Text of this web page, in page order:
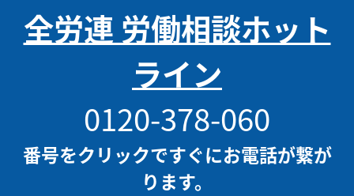
全労連 労働相談ホット
ライン
0120-378-060
番号をクリックですぐにお電話が繋が
ります。